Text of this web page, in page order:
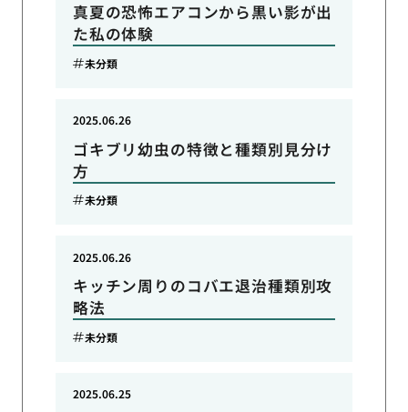
真夏の恐怖エアコンから黒い影が出
た私の体験
未分類
ゴキブリ幼虫の特徴と種類別見分け
方
2025.06.26
未分類
キッチン周りのコバエ退治種類別攻
略法
2025.06.26
未分類
2025.06.25